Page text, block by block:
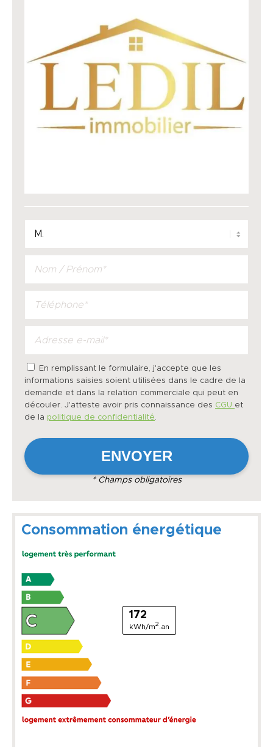
En remplissant le formulaire, j'accepte que les
informations saisies soient utilisées dans le cadre de la
demande et dans la relation commerciale qui peut en
découler. J'atteste avoir pris connaissance des CGU et
de la politique de confidentialité.
* Champs obligatoires
Consommation énergétique
172
kWh/m2 .an